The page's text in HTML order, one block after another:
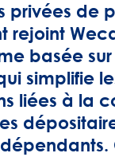
privées de
rejoint
basée sur
simplifie
liées à la